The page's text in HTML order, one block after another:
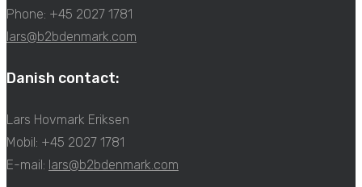
Phone: +45 2027 1781
lars@b2bdenmark.com
Danish contact:
Lars Hovmark Eriksen
Mobil: +45 2027 1781
E-mail: lars@b2bdenmark.com